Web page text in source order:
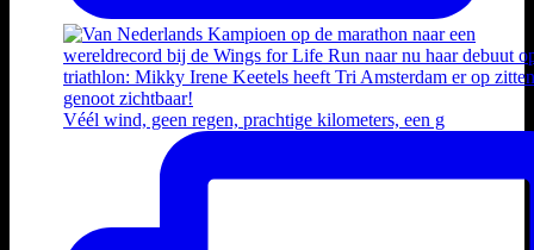
Véél wind, geen regen, prachtige kilometers, een g